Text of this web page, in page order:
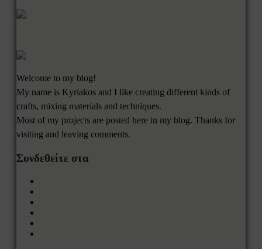
Welcome to my blog!
My name is Kyriakos and I like creating different kinds of
crafts, mixing materials and techniques.
Most of my projects are posted here in my blog. Thanks for
visiting and leaving comments.
Συνδεθείτε στα